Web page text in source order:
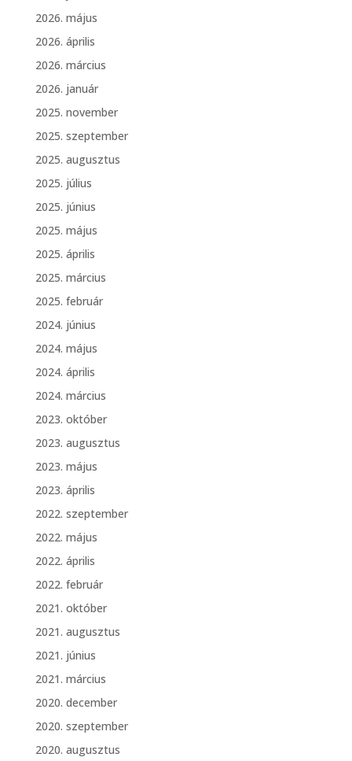
2026. május
2026. április
2026. március
2026. január
2025. november
2025. szeptember
2025. augusztus
2025. július
2025. június
2025. május
2025. április
2025. március
2025. február
2024. június
2024. május
2024. április
2024. március
2023. október
2023. augusztus
2023. május
2023. április
2022. szeptember
2022. május
2022. április
2022. február
2021. október
2021. augusztus
2021. június
2021. március
2020. december
2020. szeptember
2020. augusztus